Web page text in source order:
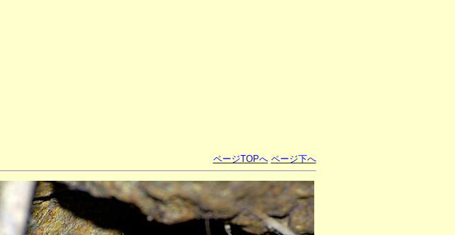
ページTOPへ ページ下へ